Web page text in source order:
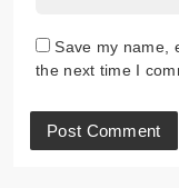
Save my name,
the next time I